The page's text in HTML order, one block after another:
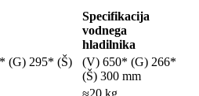
Specifikacija
vodnega
hladilnika
(G) 295* (Š)
(V) 650* (G) 266*
(Š) 300 mm
≈20 kg